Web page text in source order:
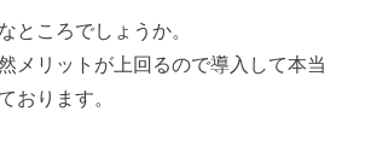
ところでしょうか。
メリットが上回るので導入して本当
おります。